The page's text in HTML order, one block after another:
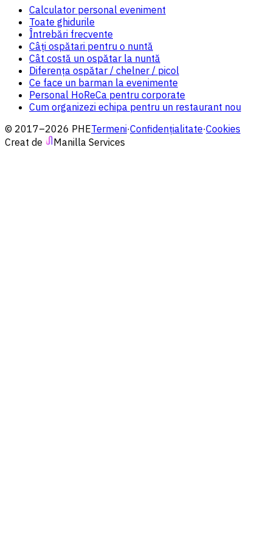
Calculator personal eveniment
Toate ghidurile
Întrebări frecvente
Câți ospătari pentru o nuntă
Cât costă un ospătar la nuntă
Diferența ospătar / chelner / picol
Ce face un barman la evenimente
Personal HoReCa pentru corporate
Cum organizezi echipa pentru un restaurant nou
© 2017–2026 PHETermeni·Confidențialitate·Cookies
Creat de
Manilla Services